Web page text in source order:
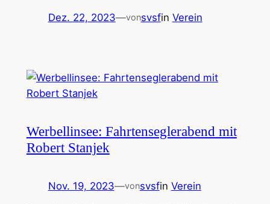
Dez. 22, 2023—vonsvsfin Verein
Werbellinsee: Fahrtenseglerabend mit
Robert Stanjek
Nov. 19, 2023—vonsvsfin Verein